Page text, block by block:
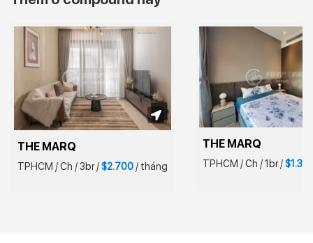
THE MARQ
TPHCM /Ch /3br/$2.700 / tháng
THE MARQ
TPHCM /Ch /1br/$1.333